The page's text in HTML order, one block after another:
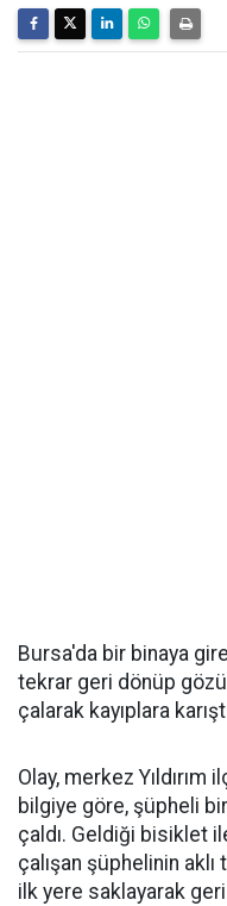
Bursa'da bir binaya
tekrar geri dönüp
çalarak kayıplara
Olay, merkez
bilgiye göre, şüpheli
çaldı. Geldiği bisiklet
çalışan şüphelinin
ilk yere saklayarak